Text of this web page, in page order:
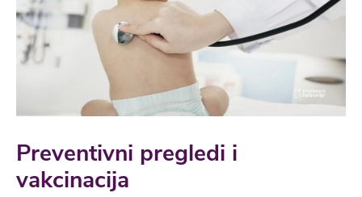
Preventivni pregledi i
vakcinacija